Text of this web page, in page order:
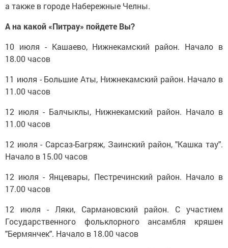
а также в городе Набережные Челны.
А на какой «Питрау» пойдете Вы?
10 июля - Кашаево, Нижнекамский район. Начало в
18.00 часов
11 июля - Большие Аты, Нижнекамский район. Начало в
11.00 часов
12 июля - Балчыклы, Нижнекамский район. Начало в
11.00 часов
12 июля - Сарсаз-Багряж, Заинский район, "Кашка тау".
Начало в 15.00 часов
12 июля - Янцевары, Пестречинский район. Начало в
17.00 часов
12 июля - Ляки, Сармановский район. С участием
Государственного фольклорного ансамбля кряшен
"Бермянчек". Начало в 18.00 часов